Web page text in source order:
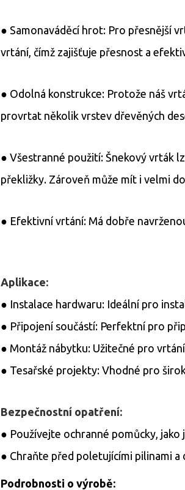
● Samonaváděcí hrot: Pro přesnější
vrtání, čímž zajišťuje přesnost a
● Odolná konstrukce: Protože náš
provrtat několik vrstev dřevěných
● Všestranné použití: Šnekový vrták
překližky. Zároveň může mít i velmi
● Efektivní vrtání: Má dobře
Aplikace:
● Instalace hardwaru: Ideální pro
● Připojení součástí: Perfektní pro
● Montáž nábytku: Užitečné pro
● Tesařské projekty: Vhodné pro
Bezpečnostní opatření:
● Používejte ochranné pomůcky, jako
● Chraňte před poletujícími pilinami a
Podrobnosti o výrobě: